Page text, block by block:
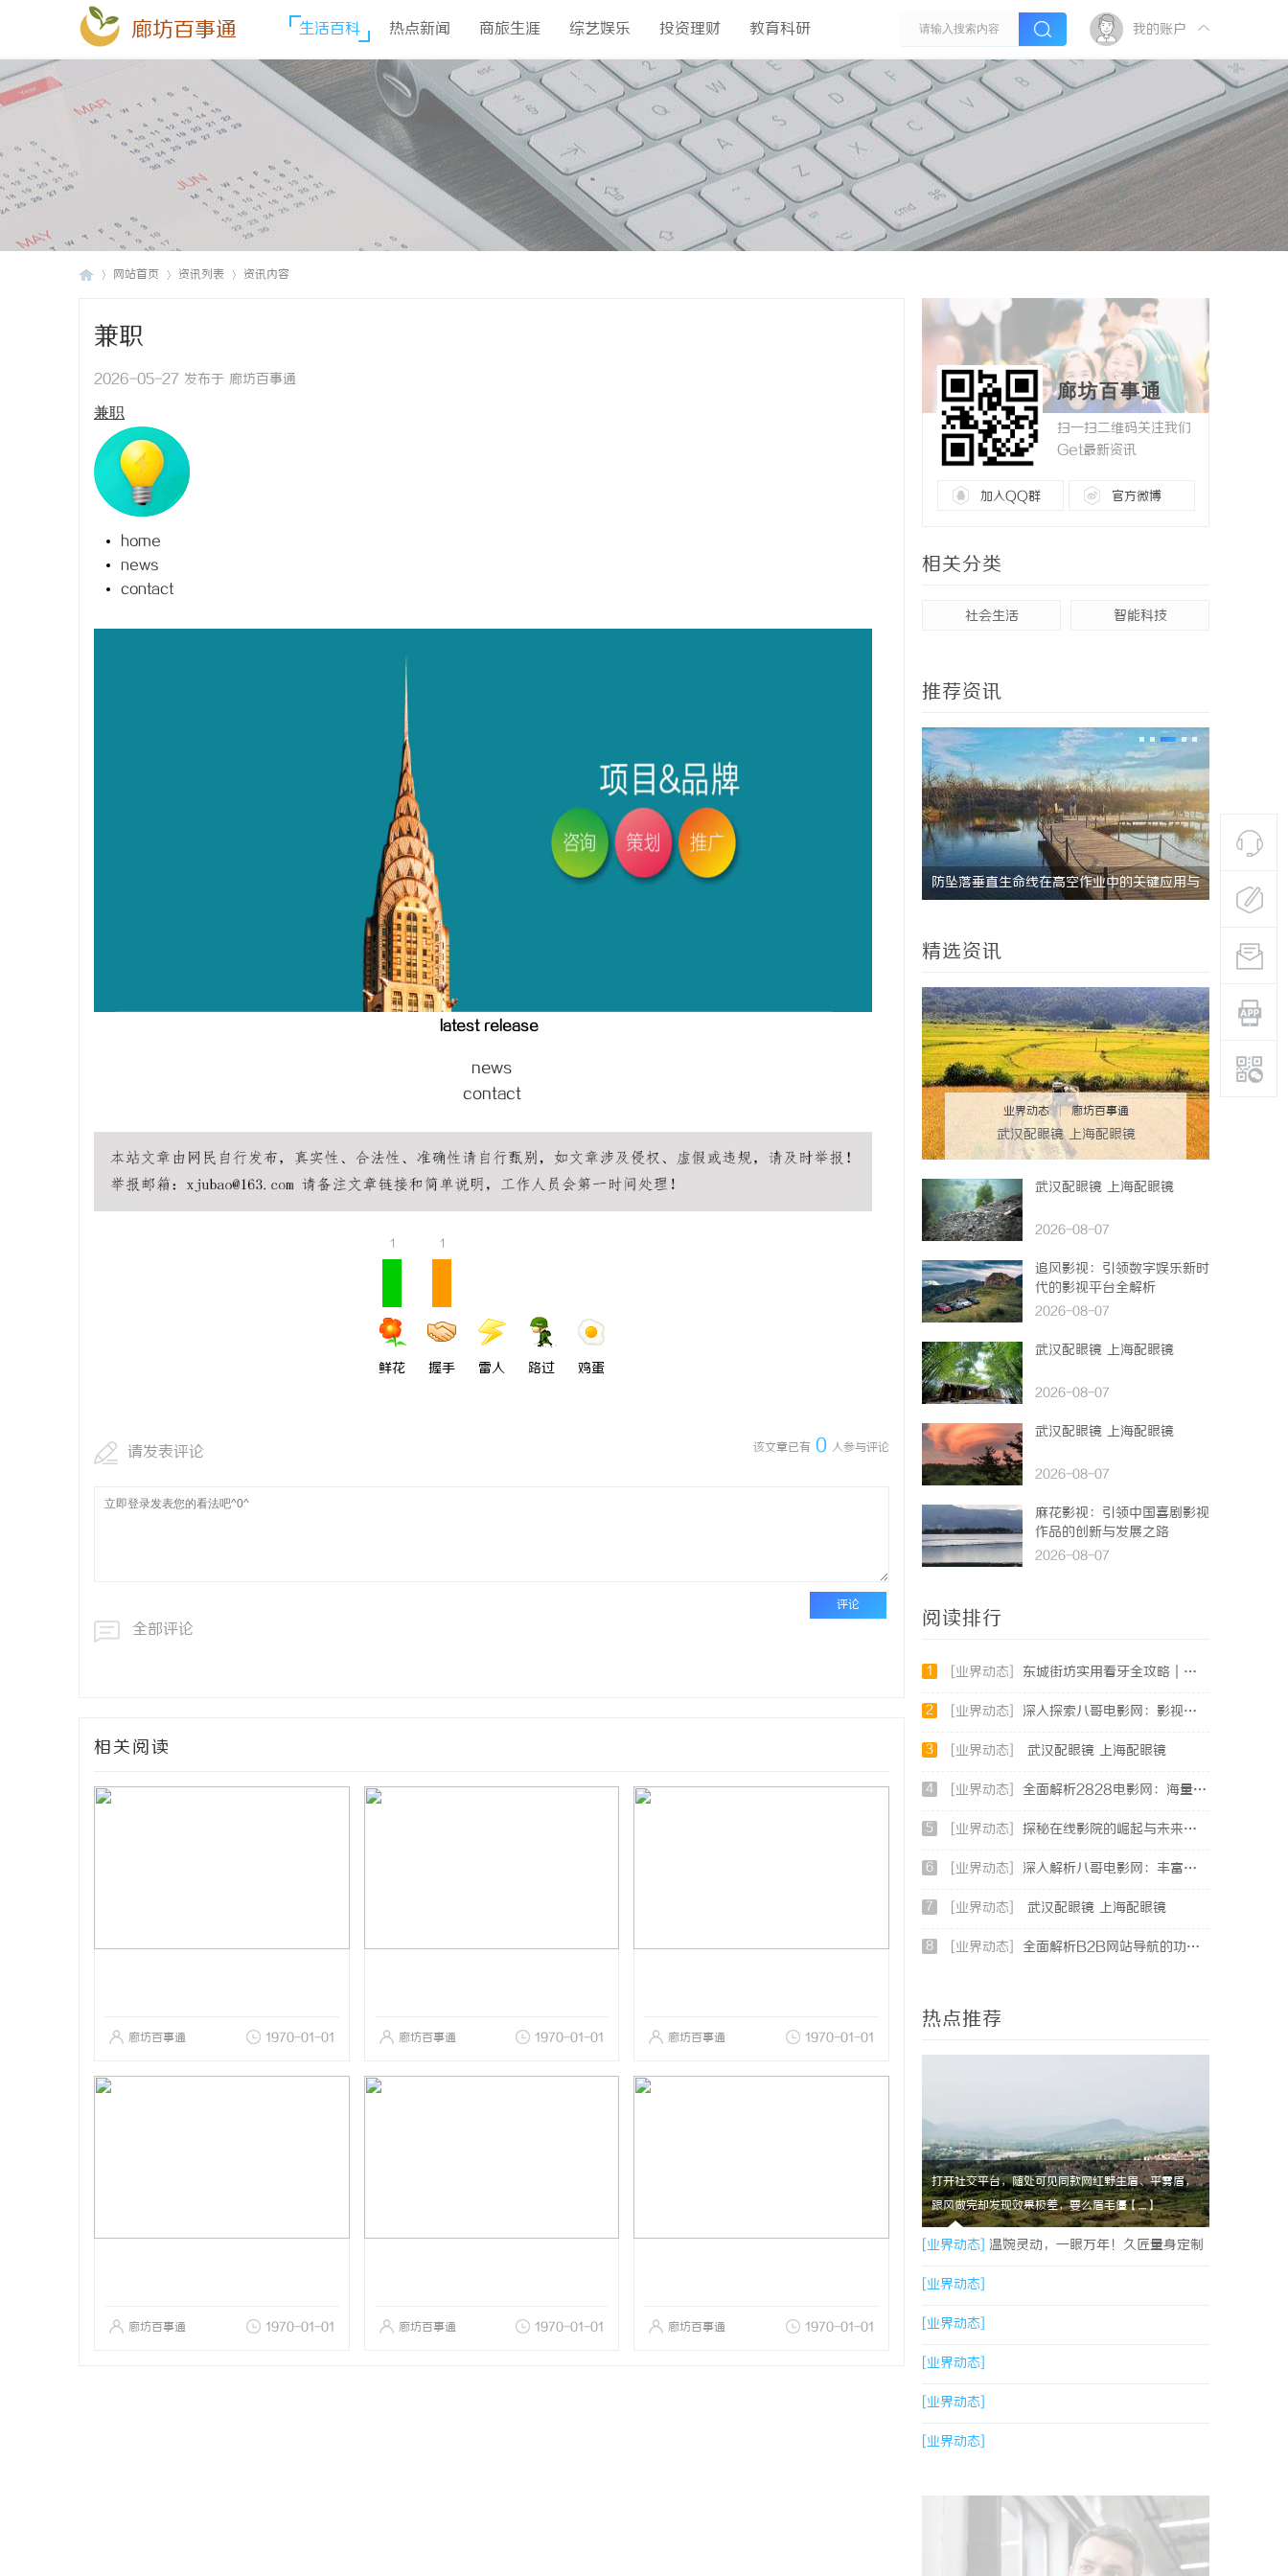
廊坊百事通 生活百科 热点新闻 商旅生涯 综艺娱乐 投资理财 教育科研 我的账户
网站首页 资讯列表 资讯内容
兼职
2026-05-27 发布于 廊坊百事通
兼职
home
news
contact
latest release
news
contact
1
鲜花
1
握手 雷人 路过 鸡蛋
该文章已有 0 人参与评论
请发表评论
评论
全部评论
相关阅读
廊坊百事通 1970-01-01 廊坊百事通 1970-01-01 廊坊百事通 1970-01-01
廊坊百事通 1970-01-01 廊坊百事通 1970-01-01 廊坊百事通 1970-01-01
廊坊百事通
扫一扫二维码关注我们
Get最新资讯
加入QQ群 官方微博
相关分类
社会生活 智能科技
推荐资讯
武汉配眼镜 上海配眼镜 贝净 AC 国际医疗实验室，标准化研发体系 防坠落垂直生命线在高空作业中的关键应用与 深度解析
精选资讯
业界动态 | 廊坊百事通
武汉配眼镜 上海配眼镜
武汉配眼镜 上海配眼镜
2026-08-07
追风影视：引领数字娱乐新时
代的影视平台全解析
2026-08-07
武汉配眼镜 上海配眼镜
2026-08-07
武汉配眼镜 上海配眼镜
2026-08-07
麻花影视：引领中国喜剧影视
作品的创新与发展之路
2026-08-07
阅读排行
1 [业界动态] 东城街坊实用看牙全攻略｜牙松动修复、微创智齿、数字化种牙指南
2 [业界动态] 深入探索八哥电影网：影视资源的宝库与用户体验的革新
3 [业界动态] 武汉配眼镜 上海配眼镜
4 [业界动态] 全面解析2828电影网：海量影视资源的优质观看平台
5 [业界动态] 探秘在线影院的崛起与未来发展趋势分析
6 [业界动态] 深入解析八哥电影网：丰富影视资源的在线宝库
7 [业界动态] 武汉配眼镜 上海配眼镜
8 [业界动态] 全面解析B2B网站导航的功能与发展趋势
热点推荐
打开社交平台，随处可见同款网红野生眉、平雾眉，
跟风做完却发现效果极差，要么眉毛僵【....】
[业界动态] 温婉灵动，一眼万年！久匠量身定制
的眉眼唇，才是你整张脸的点睛之笔！淡颜系女
生的气质加分项
[业界动态]
[业界动态]
[业界动态]
[业界动态]
[业界动态]